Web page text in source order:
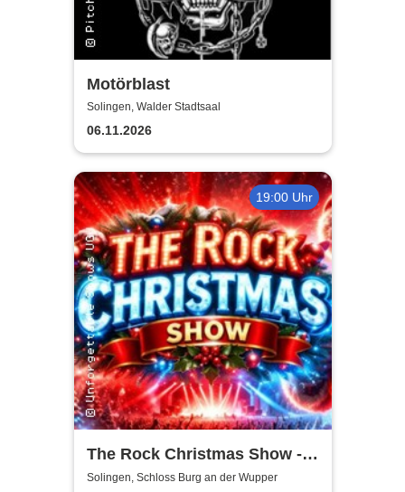
Motörblast
Solingen, Walder Stadtsaal
06.11.2026
19:00 Uhr
The Rock Christmas Show -
Schloss Burg an der Wupper
Solingen, Schloss Burg an der Wupper